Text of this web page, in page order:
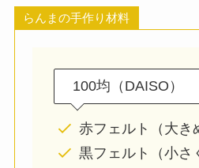
らんまの手作り材料
100均（DAISO）
赤フェルト（大き
黒フェルト（小さ